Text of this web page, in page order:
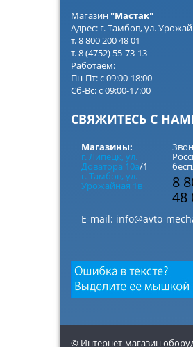
Магазин "Мастак"
Адрес: г. Тамбов, ул.
т. 8 800 200 48 01
т. 8 (4752) 55-73-13
Работаем:
Пн-Пт: с 09:00-18:00
Сб-Вс: с 09:00-17:00
СВЯЖИТЕСЬ С
Магазины:
г. Липецк, ул.
Доватора 10а/1
г. Тамбов, ул.
Урожайная 1в
8
48
E-mail: info@avto-
© Интернет-магазин